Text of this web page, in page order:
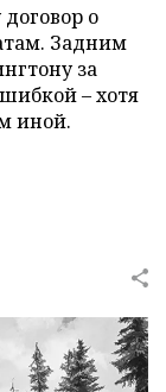
о
Задним
за
– хотя
иной.